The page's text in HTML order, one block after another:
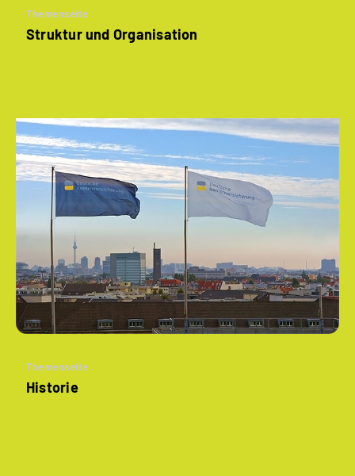
Themenseite
Struktur und Organisation
Themenseite
Historie